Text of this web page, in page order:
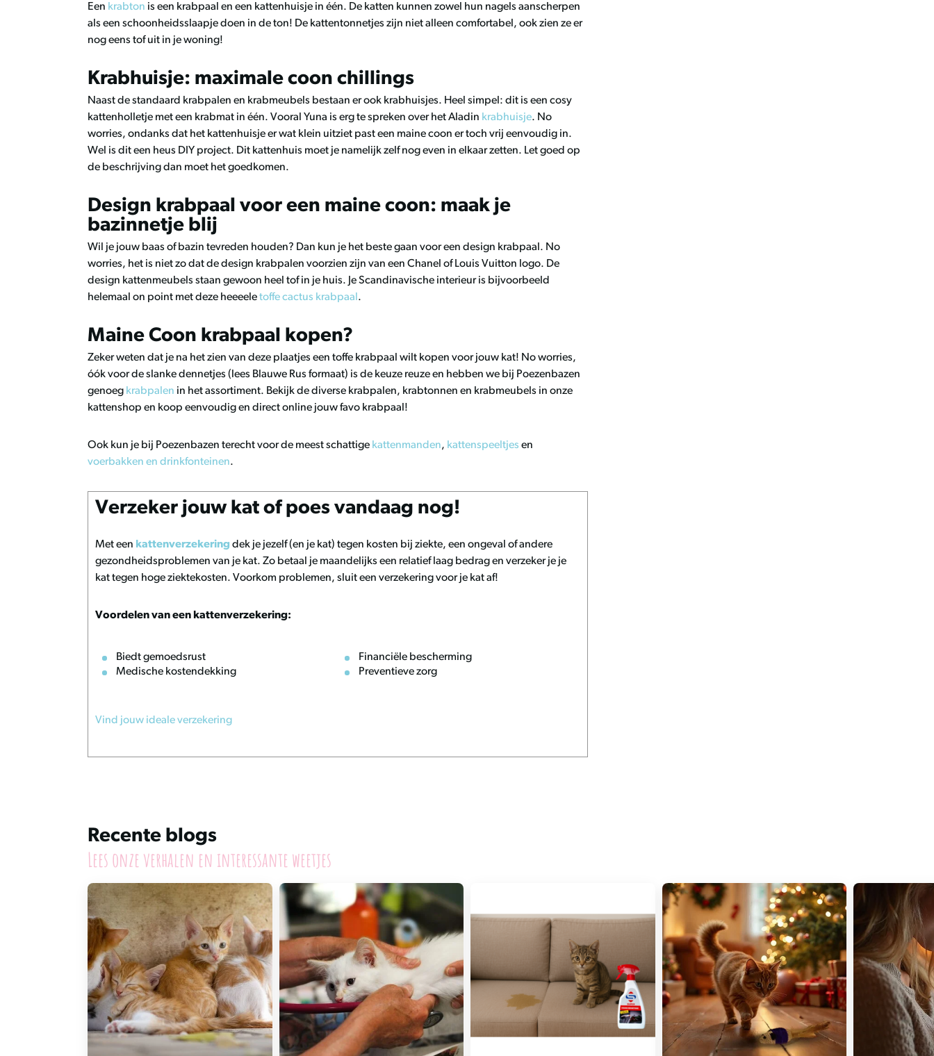
Een krabton is een krabpaal en een kattenhuisje in één. De katten kunnen zowel hun nagels aanscherpen
als een schoonheidsslaapje doen in de ton! De kattentonnetjes zijn niet alleen comfortabel, ook zien ze er
nog eens tof uit in je woning!
Krabhuisje: maximale coon chillings
Naast de standaard krabpalen en krabmeubels bestaan er ook krabhuisjes. Heel simpel: dit is een cosy
kattenholletje met een krabmat in één. Vooral Yuna is erg te spreken over het Aladin krabhuisje. No
worries, ondanks dat het kattenhuisje er wat klein uitziet past een maine coon er toch vrij eenvoudig in.
Wel is dit een heus DIY project. Dit kattenhuis moet je namelijk zelf nog even in elkaar zetten. Let goed op
de beschrijving dan moet het goedkomen.
Design krabpaal voor een maine coon: maak je
bazinnetje blij
Wil je jouw baas of bazin tevreden houden? Dan kun je het beste gaan voor een design krabpaal. No
worries, het is niet zo dat de design krabpalen voorzien zijn van een Chanel of Louis Vuitton logo. De
design kattenmeubels staan gewoon heel tof in je huis. Je Scandinavische interieur is bijvoorbeeld
helemaal on point met deze heeeeletoffe cactus krabpaal .
Maine Coon krabpaal kopen?
Zeker weten dat je na het zien van deze plaatjes een toffe krabpaal wilt kopen voor jouw kat! No worries,
óók voor de slanke dennetjes (lees Blauwe Rus formaat) is de keuze reuze en hebben we bij Poezenbazen
genoeg krabpalen in het assortiment. Bekijk de diverse krabpalen, krabtonnen en krabmeubels in onze
kattenshop en koop eenvoudig en direct online jouw favo krabpaal!
Ook kun je bij Poezenbazen terecht voor de meest schattige kattenmanden, kattenspeeltjes en
voerbakken en drinkfonteinen.
Verzeker jouw kat of poes vandaag nog!
Met een kattenverzekering dek je jezelf (en je kat) tegen kosten bij ziekte, een ongeval of andere
gezondheidsproblemen van je kat. Zo betaal je maandelijks een relatief laag bedrag en verzeker je je
kat tegen hoge ziektekosten. Voorkom problemen, sluit een verzekering voor je kat af!
Voordelen van een kattenverzekering:
Biedt gemoedsrust
Medische kostendekking
Financiële bescherming
Preventieve zorg
Vind jouw ideale verzekering
Recente blogs
Lees onze verhalen en interessante weetjes